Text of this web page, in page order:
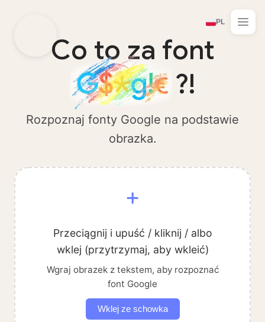
PL
Co to za font
?!
Rozpoznaj fonty Google na podstawie
obrazka.
+
Przeciągnij i upuść / kliknij / albo
wklej (przytrzymaj, aby wkleić)
Wgraj obrazek z tekstem, aby rozpoznać
font Google
Wklej ze schowka